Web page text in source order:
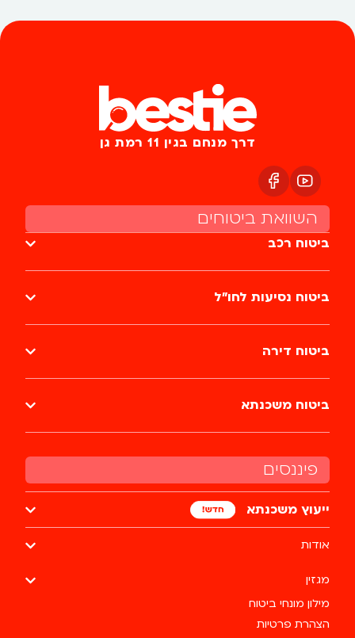
פיננסים
ייעוץ משכנתא
אודות
מגזין
מילון מונחי ביטוח
הצהרת פרטיות
דרך מנחם בגין 11 רמת גן
השוואת ביטוחים
ביטוח רכב
ביטוח נסיעות לחו״ל
ביטוח דירה
ביטוח משכנתא